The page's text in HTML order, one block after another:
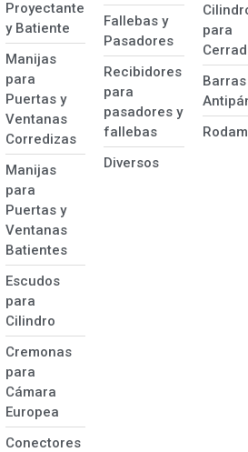
Proyectante
y Batiente
Manijas
para
Puertas y
Ventanas
Corredizas
Manijas
para
Puertas y
Ventanas
Batientes
Escudos
para
Cilindro
Cremonas
para
Cámara
Europea
Conectores
Fallebas y
Pasadores
Recibidores
para
pasadores y
fallebas
Diversos
para
Barras